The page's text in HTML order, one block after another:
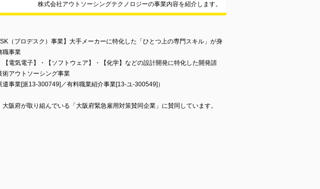
株式会社アウトソーシングテクノロジーの事業内容を紹介します。
（プロデスク）事業】大手メーカーに特化した「ひとつ上の専門スキル」が身
職事業
【電気電子】・【ソフトウェア】・【化学】などの設計開発に特化した開発請
術アウトソーシング事業
遣事業[派13-300749]／有料職業紹介事業[13-ユ-300549]）
阪府が取り組んでいる「大阪府緊急雇用対策賛同企業」に賛同しています。